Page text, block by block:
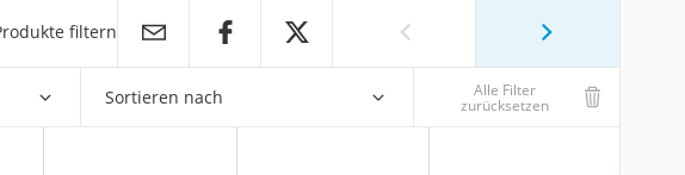
filtern
Sortieren nach Alle Filter
zurücksetzen